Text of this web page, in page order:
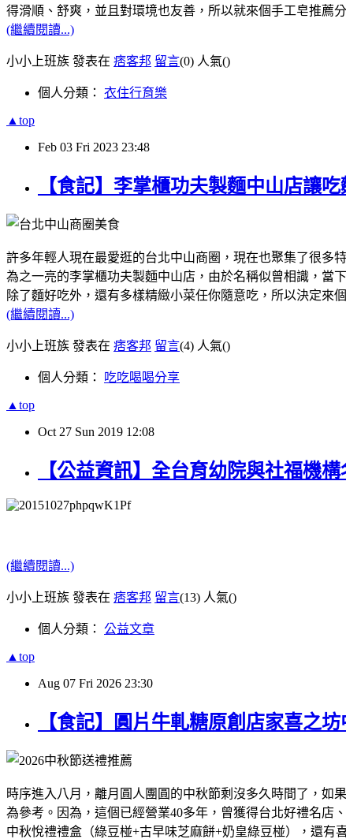
得滑順、舒爽，並且對環境也友善，所以就來個手工皂推薦
(繼續閱讀...)
小小上班族 發表在 痞客邦 留言(0) 人氣()
個人分類： 衣住行育樂
▲top
Feb 03 Fri 2023 23:48
【食記】李掌櫃功夫製麵中山店讓
許多年輕人現在最愛逛的台北中山商圈，現在也聚集了很多
為之一亮的李掌櫃功夫製麵中山店，由於名稱似曾相識，當
除了麵好吃外，還有多樣精緻小菜任你隨意吃，所以決定來
(繼續閱讀...)
小小上班族 發表在 痞客邦 留言(4) 人氣()
個人分類： 吃吃喝喝分享
▲top
Oct 27 Sun 2019 12:08
【公益資訊】全台育幼院與社福機
(繼續閱讀...)
小小上班族 發表在 痞客邦 留言(13) 人氣()
個人分類： 公益文章
▲top
Aug 07 Fri 2026 23:30
【食記】圓片牛軋糖原創店家喜之
時序進入八月，離月圓人團圓的中秋節剩沒多久時間了，如
為參考。因為，這個已經營業40多年，曾獲得台北好禮名
中秋悅禮禮盒（綠豆椪+古早味芝麻餅+奶皇綠豆椪），還有